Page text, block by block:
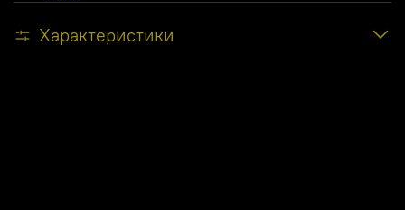
Характеристики